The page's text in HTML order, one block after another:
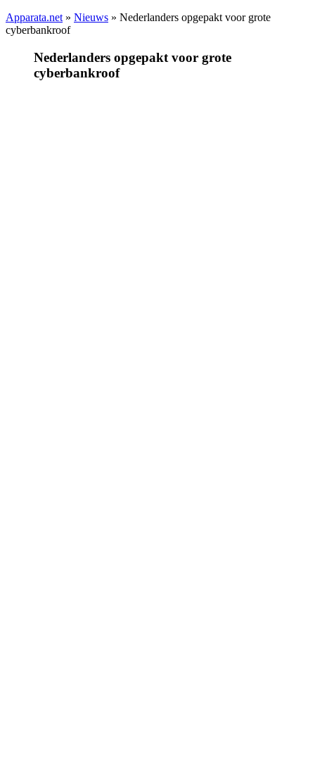
Apparata.net » Nieuws » Nederlanders opgepakt voor grote
cyberbankroof
Nederlanders opgepakt voor grote
cyberbankroof